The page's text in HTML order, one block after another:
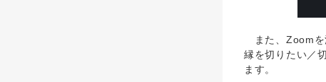
また、Zoomを
縁を切りたい／
ます。